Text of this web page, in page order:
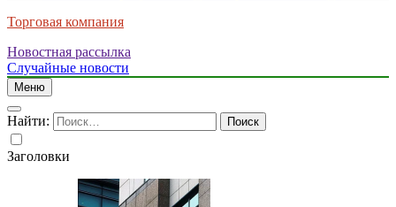
Торговая компания
Новостная рассылка
Случайные новости
Меню
Найти:
Заголовки